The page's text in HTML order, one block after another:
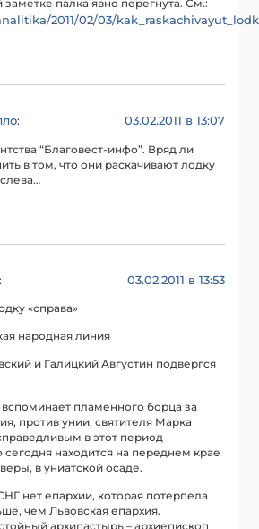
заметке палка явно перегнута. См.:
2011/02/03/
: 03.02.2011 в 13:07
“Благовест-инфо”. Вряд ли
в том, что они раскачивают лодку
: 03.02.2011 в 13:53
«справа»
народная линия
и Галицкий Августин подвергся
пламенного борца за
против унии, святителя Марка
в этот период
сегодня находится на переднем крае
в униатской осаде.
нет епархии, которая потерпела
чем Львовская епархия.
архипастырь – архиепископ